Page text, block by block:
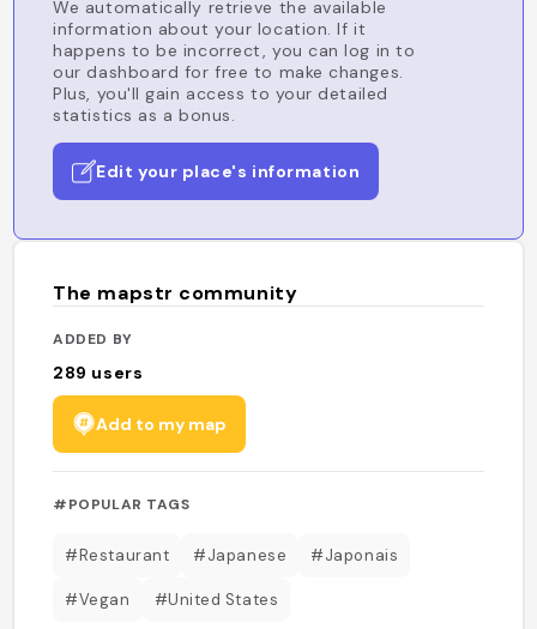
We automatically retrieve the available
information about your location. If it
happens to be incorrect, you can log in to
our dashboard for free to make changes.
Plus, you'll gain access to your detailed
statistics as a bonus.
Edit your place's information
The mapstr community
ADDED BY
289 users
Add to my map
#POPULAR TAGS
#Restaurant #Japanese #Japonais
#Vegan #United States